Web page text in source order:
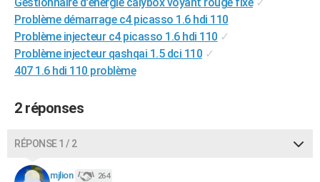
COPAINS D'AVANT
S'inscrire
Se connecter
Lycées
Collèges
Primaires
Universités
Entreprises
Service militaire
Avis de recherche
AVIS DE DÉCÈS
FORUM
Problème démarrage c4 picasso 1.6 hdi 110
Problème injecteur c4 picasso 1.6 hdi 110 ✓
Problème injecteur qashqai 1.5 dci 110 ✓
407 1.6 hdi 110 problème
2 réponses
RÉPONSE 1 / 2
mjlion 264